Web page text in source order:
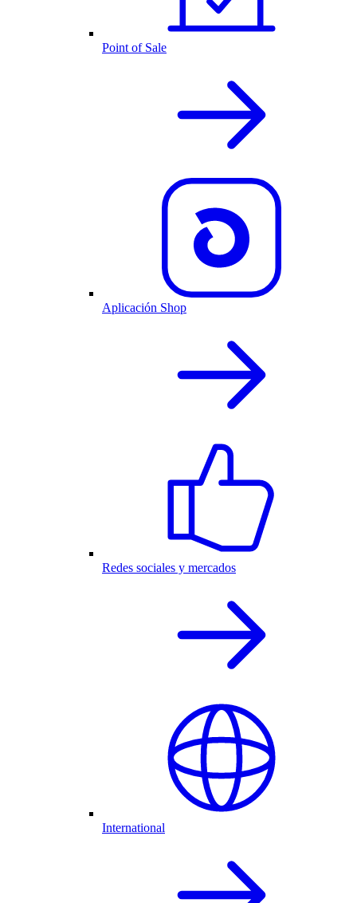
Point of Sale
Aplicación Shop
Redes sociales y mercados
International